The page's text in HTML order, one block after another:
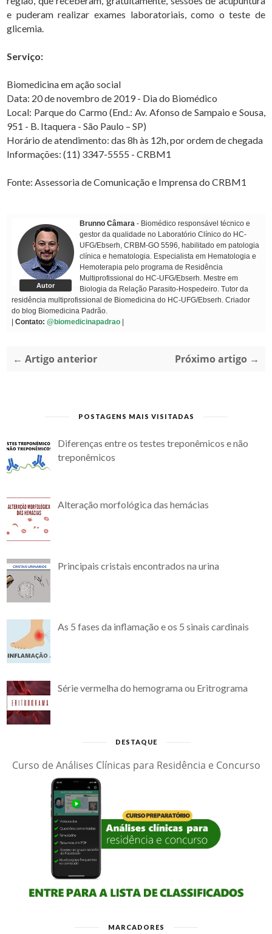
e puderam realizar exames laboratoriais, como o teste de
glicemia.
Serviço:
Biomedicina em ação social
Data: 20 de novembro de 2019 - Dia do Biomédico
Local: Parque do Carmo (End.: Av. Afonso de Sampaio e Sousa,
951 - B. Itaquera - São Paulo – SP)
Horário de atendimento: das 8h às 12h, por ordem de chegada
Informações: (11) 3347-5555 - CRBM1
Fonte: Assessoria de Comunicação e Imprensa do CRBM1
Autor
Brunno Câmara - Biomédico responsável técnico e
gestor da qualidade no Laboratório Clínico do HC-
UFG/Ebserh, CRBM-GO 5596, habilitado em patologia
clínica e hematologia. Especialista em Hematologia e
Hemoterapia pelo programa de Residência
Multiprofissional do HC-UFG/Ebserh. Mestre em
Biologia da Relação Parasito-Hospedeiro. Tutor da
residência multiprofissional de Biomedicina do HC-UFG/Ebserh. Criador
do blog Biomedicina Padrão.
Contato: @biomedicinapadrao
← Artigo anterior Próximo artigo →
POSTAGENS MAIS VISITADAS
Diferenças entre os testes treponêmicos e não
treponêmicos
Alteração morfológica das hemácias
Principais cristais encontrados na urina
As 5 fases da inflamação e os 5 sinais cardinais
Série vermelha do hemograma ou Eritrograma
DESTAQUE
Curso de Análises Clínicas para Residência e Concurso
MARCADORES